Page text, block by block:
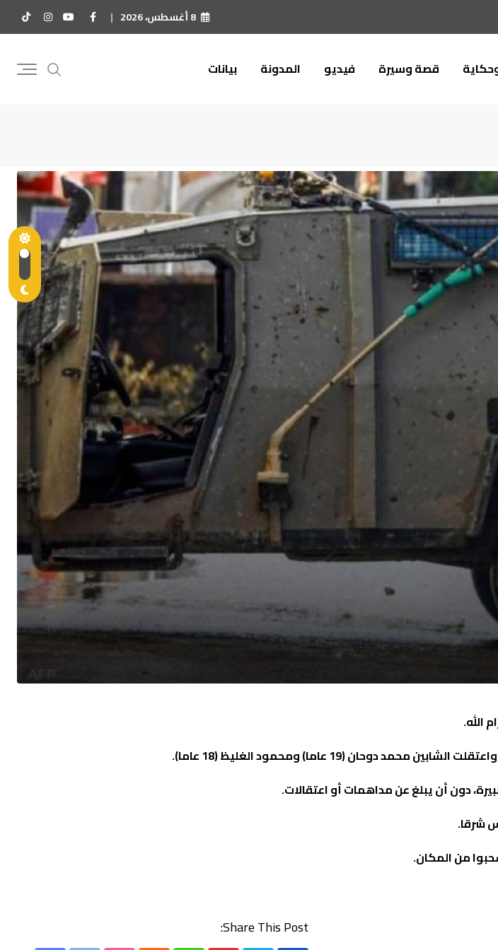
8 أغسطس، 2026
قصة وسيرة فيديو المدونة بيانات
الله.
(19 عاما) ومحمود الغليظ (18 عاما).
دون أن يبلغ عن مداهمات أو اعتقالات.
شرقا.
من المكان.
Share This Post: